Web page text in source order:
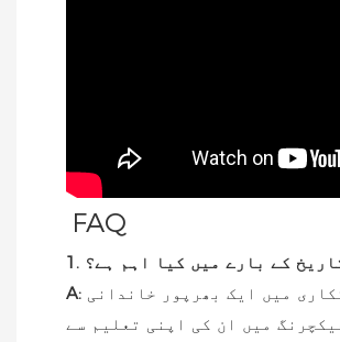
FAQ
کے بارے میں کیا اہم ہے؟
A: ساتھ دھات کی دستکاری میں ایک بھرپور خاندانی
میں ان کی اپنی تعلیم سے